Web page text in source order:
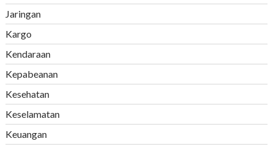
Jaringan
Kargo
Kendaraan
Kepabeanan
Kesehatan
Keselamatan
Keuangan